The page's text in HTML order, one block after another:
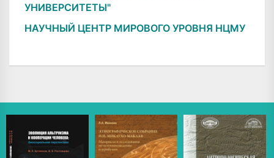
УНИВЕРСИТЕТЫ"
НАУЧНЫЙ ЦЕНТР МИРОВОГО УРОВНЯ НЦМУ